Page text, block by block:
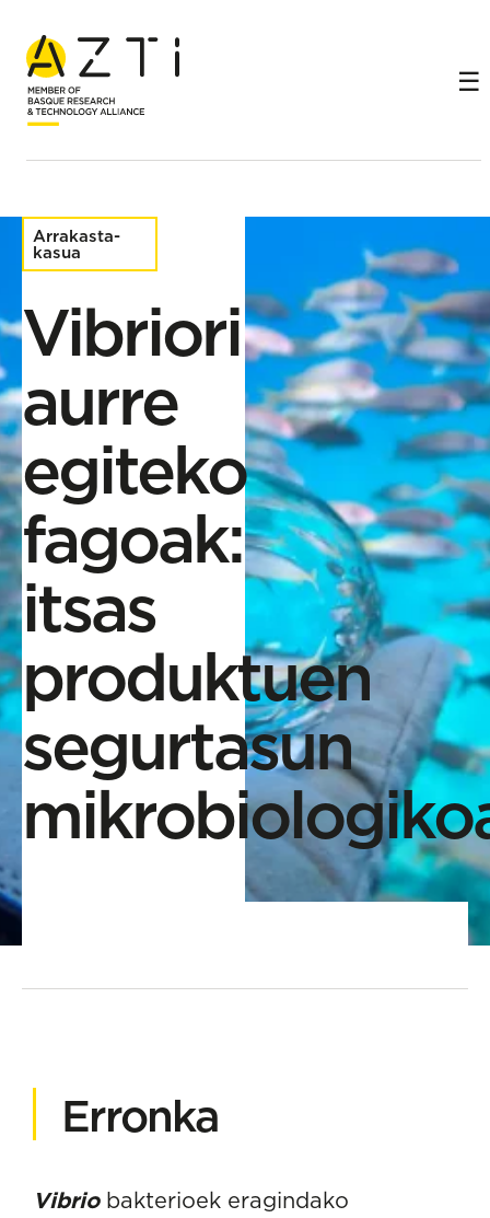
Hasiera Arrakasta istorioak
Vibriori aurre egiteko fagoak: itsas produktuen
segurtasun mikrobiologikoa
Arrakasta-
kasua
Vibriori
aurre
egiteko
fagoak:
itsas
produktuen
segurtasun
Erronka
Vibrio bakterioek eragindako